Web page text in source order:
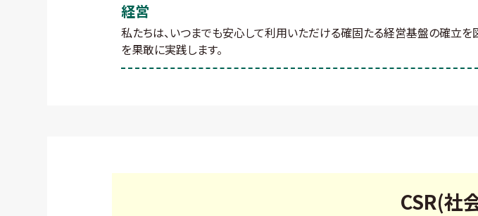
経営
私たちは、いつまでも安心して利用いただける確固たる経営基盤の確立
を果敢に実践します。
CSR(社